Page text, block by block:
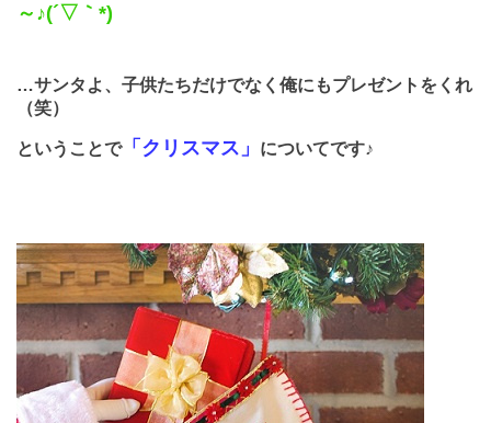
～♪(´▽｀ *)
…サンタよ、子供たちだけでなく俺にもプレゼントをくれ
（笑）
ということで「クリスマス」 についてです♪